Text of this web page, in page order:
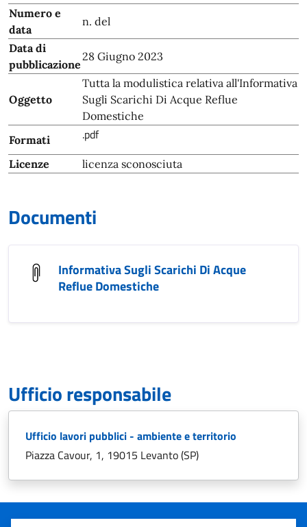
Numero e
data
n. del
Data di
pubblicazione
28 Giugno 2023
Oggetto
Tutta la modulistica relativa all'Informativa
Sugli Scarichi Di Acque Reflue
Domestiche
Formati
.pdf
Licenze licenza sconosciuta
Documenti
Informativa Sugli Scarichi Di Acque
Reflue Domestiche
Ufficio responsabile
Ufficio lavori pubblici - ambiente e territorio
Piazza Cavour, 1, 19015 Levanto (SP)